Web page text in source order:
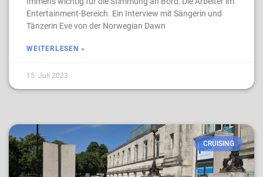
Entertainment-Bereich. Ein Interview mit Sängerin und
Tänzerin Eve von der Norwegian Dawn
WEITERLESEN »
15. Juli 2023
CRUISING